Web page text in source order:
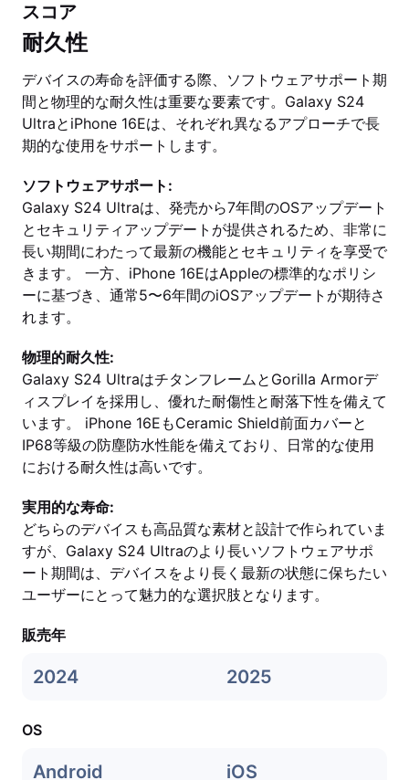
スコア
耐久性
デバイスの寿命を評価する際、ソフトウェアサポート期
間と物理的な耐久性は重要な要素です。Galaxy S24
UltraとiPhone 16Eは、それぞれ異なるアプローチで長
期的な使用をサポートします。
ソフトウェアサポート:
Galaxy S24 Ultraは、発売から7年間のOSアップデート
とセキュリティアップデートが提供されるため、非常に
長い期間にわたって最新の機能とセキュリティを享受で
きます。 一方、iPhone 16EはAppleの標準的なポリシ
ーに基づき、通常5〜6年間のiOSアップデートが期待さ
れます。
物理的耐久性:
Galaxy S24 UltraはチタンフレームとGorilla Armorデ
ィスプレイを採用し、優れた耐傷性と耐落下性を備えて
います。 iPhone 16EもCeramic Shield前面カバーと
IP68等級の防塵防水性能を備えており、日常的な使用
における耐久性は高いです。
実用的な寿命:
どちらのデバイスも高品質な素材と設計で作られていま
すが、Galaxy S24 Ultraのより長いソフトウェアサポ
ート期間は、デバイスをより長く最新の状態に保ちたい
ユーザーにとって魅力的な選択肢となります。
販売年
2024 2025
OS
Android iOS